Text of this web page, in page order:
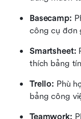
Basecamp:
công cụ đơn
Smartsheet:
thích bảng
Trello: Phù
bảng công
Teamwork: